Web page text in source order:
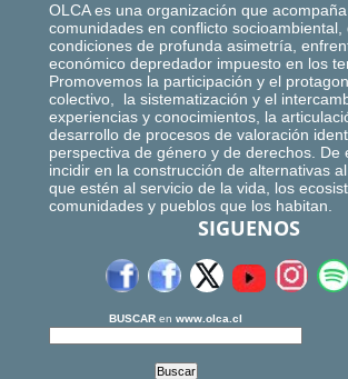
OLCA es una organización que
comunidades en conflicto socioambiental,
condiciones de profunda asimetría,
económico depredador impuesto en los
Promovemos la participación y el
colectivo, la sistematización y el
experiencias y conocimientos, la
desarrollo de procesos de valoración
perspectiva de género y de derechos. De
incidir en la construcción de alternativas
que estén al servicio de la vida, los
comunidades y pueblos que los habitan.
SIGUENOS
BUSCAR en www.olca.cl